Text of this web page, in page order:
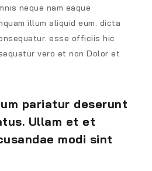
neque nam eaque
illum aliquid eum. dicta
esse officiis hic
vero et non Dolor et
pariatur deserunt
Ullam et et
modi sint